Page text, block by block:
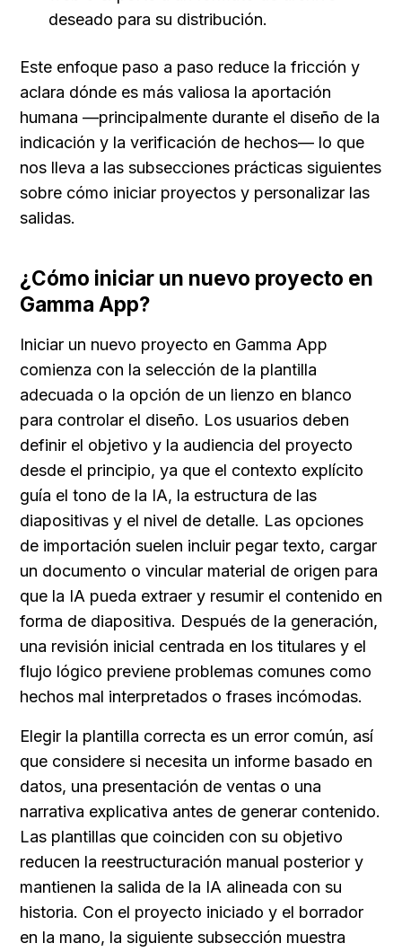
deseado para su distribución.
Este enfoque paso a paso reduce la fricción y
aclara dónde es más valiosa la aportación
humana —principalmente durante el diseño de la
indicación y la verificación de hechos— lo que
nos lleva a las subsecciones prácticas siguientes
sobre cómo iniciar proyectos y personalizar las
salidas.
¿Cómo iniciar un nuevo proyecto en
Gamma App?
Iniciar un nuevo proyecto en Gamma App
comienza con la selección de la plantilla
adecuada o la opción de un lienzo en blanco
para controlar el diseño. Los usuarios deben
definir el objetivo y la audiencia del proyecto
desde el principio, ya que el contexto explícito
guía el tono de la IA, la estructura de las
diapositivas y el nivel de detalle. Las opciones
de importación suelen incluir pegar texto, cargar
un documento o vincular material de origen para
que la IA pueda extraer y resumir el contenido en
forma de diapositiva. Después de la generación,
una revisión inicial centrada en los titulares y el
flujo lógico previene problemas comunes como
hechos mal interpretados o frases incómodas.
Elegir la plantilla correcta es un error común, así
que considere si necesita un informe basado en
datos, una presentación de ventas o una
narrativa explicativa antes de generar contenido.
Las plantillas que coinciden con su objetivo
reducen la reestructuración manual posterior y
mantienen la salida de la IA alineada con su
historia. Con el proyecto iniciado y el borrador
en la mano, la siguiente subsección muestra